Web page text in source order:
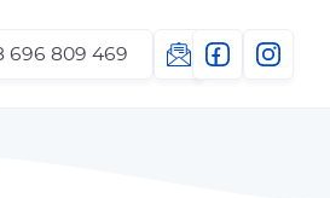
696 809 469